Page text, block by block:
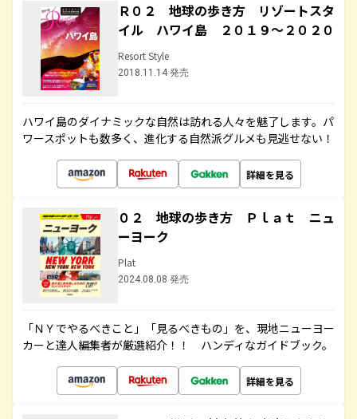
Ｒ０２ 地球の歩き方 リゾートスタ
イル ハワイ島 ２０１９～２０２０
Resort Style
2018.11.14 発売
ハワイ島のダイナミックな自然は訪れる人々を魅了します。パ
ワースポットも数多く、進化する自然派グルメも見逃せない！
詳細を見る
０２ 地球の歩き方 Ｐｌａｔ ニュ
ーヨーク
Plat
2024.08.08 発売
「ＮＹでやるべきこと」「見るべきもの」を、現地ニューヨー
カーと達人編集者が厳選紹介！！ ハンディなガイドブック。
詳細を見る